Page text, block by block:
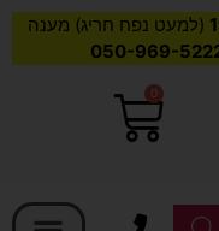
(למעט נפח חריג) מענה
050-969-
0
עגלת